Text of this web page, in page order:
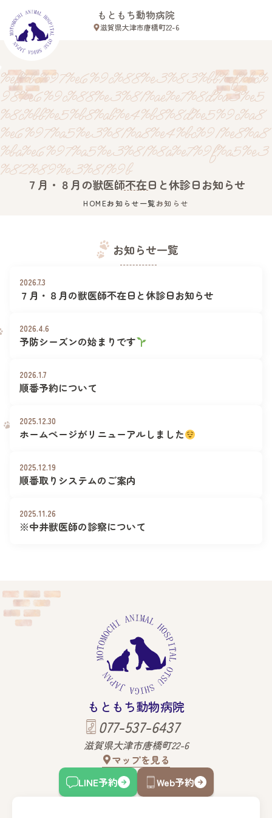
もともち動物病院
滋賀県大津市唐橋町22-6
滋賀県大津市唐橋町22-6
ホーム
スタッフ紹介
診療案内
%ef%bc%97%e6%9c%88%e3%83%bb%ef%bc%
98%e6%9c%88%e3%81%ae%e7%8d%a3%e5
%8c%bb%e5%b8%ab%e4%b8%8d%e5%9c%a8
%e6%97%a5%e3%81%a8%e4%bc%91%e8%a8
%ba%e6%97%a5%e3%81%8a%e7%9f%a5%e3
%82%89%e3%81%9b
７月・８月の獣医師不在日と休診日お知らせ
HOMEお知らせ一覧お知らせ
お知らせ一覧
2026.7.3
７月・８月の獣医師不在日と休診日お知らせ
2026.4.6
予防シーズンの始まりです
2026.1.7
順番予約について
2025.12.30
ホームページがリニューアルしました
2025.12.19
順番取りシステムのご案内
2025.11.26
※中井獣医師の診察について
もともち動物病院
077-537-6437
滋賀県大津市唐橋町22-6
マップを見る
LINE予約
Web予約